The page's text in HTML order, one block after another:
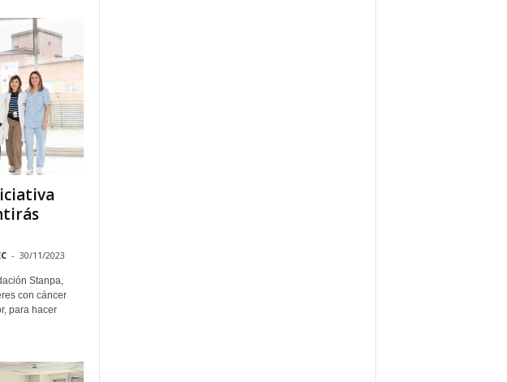
- 30/11/2023
Stanpa,
con cáncer
para hacer